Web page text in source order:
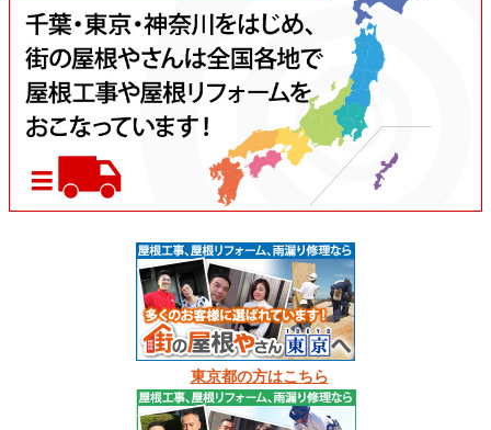
東京都の方はこちら